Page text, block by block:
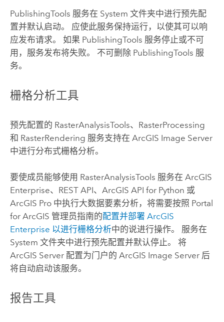
PublishingTools 服务在 System 文件夹中进行预先配
置并默认启动。 应使此服务保持运行，以使其可以响
应发布请求。 如果 PublishingTools 服务停止或不可
用，服务发布将失败。 不可删除 PublishingTools 服
务。
栅格分析工具
预先配置的 RasterAnalysisTools、RasterProcessing
和 RasterRendering 服务支持在 ArcGIS Image Server
中进行分布式栅格分析。
要使成员能够使用 RasterAnalysisTools 服务在 ArcGIS
Enterprise、REST API、 ArcGIS API for Python 或
ArcGIS Pro中执行大数据要素分析，将需要按照 Portal
for ArcGIS 管理员指南的配置并部署 ArcGIS
Enterprise 以进行栅格分析中的说进行操作。 服务在
System 文件夹中进行预先配置并默认停止。 将
ArcGIS Server配置为门户的 ArcGIS Image Server后
将自动启动该服务。
报告工具